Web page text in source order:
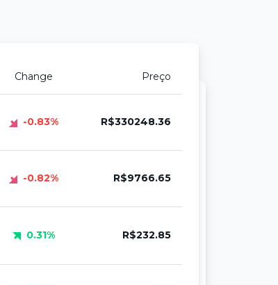
Change Preço
-0.83% R$330248.36
-0.82% R$9766.65
0.31% R$232.85